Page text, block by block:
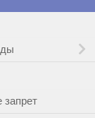
запрет